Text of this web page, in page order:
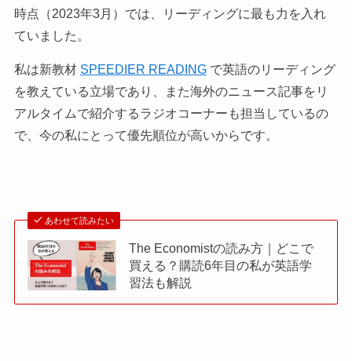
時点（2023年3月）では、リーディングに最も力を入れ
ていました。
私は新教材 SPEEDIER READINGで英語のリーディング
を教えている立場であり、また海外のニュース記事をリ
アルタイムで紹介するラジオコーナーも担当しているの
で、今の私にとって優先順位が高いからです。
あわせて読みたい
The Economistの読み方｜どこで
買える？購読6年目の私が英語学
習法も解説